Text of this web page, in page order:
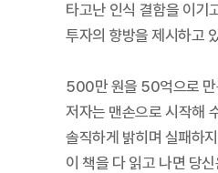
타고난 인식 결함을 이기
투자의 향방을 제시하고
500만 원을 50억으로 만
저자는 맨손으로 시작해
솔직하게 밝히며 실패하
이 책을 다 읽고 나면 당